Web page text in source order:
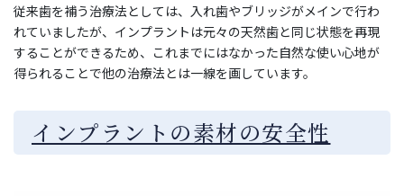
従来歯を補う治療法としては、入れ歯やブリッジがメインで行わ
れていましたが、インプラントは元々の天然歯と同じ状態を再現
することができるため、これまでにはなかった自然な使い心地が
得られることで他の治療法とは一線を画しています。
インプラントの素材の安全性